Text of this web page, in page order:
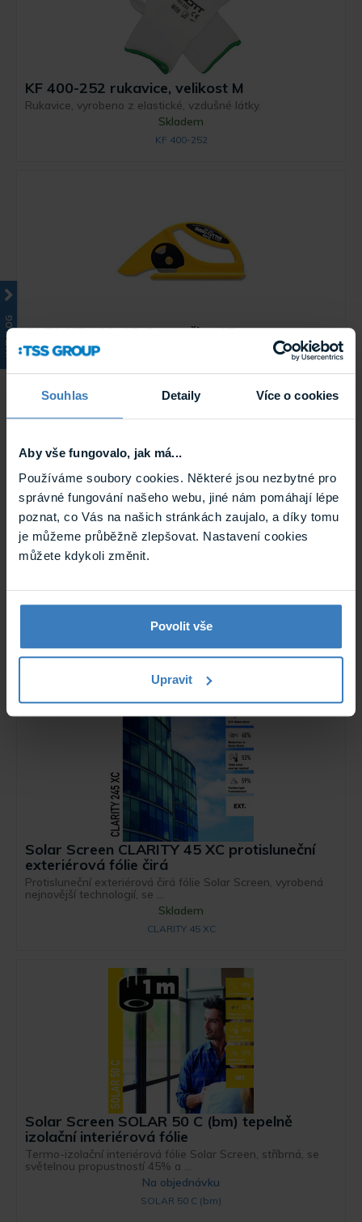
Souhlas Detaily Více o cookies
Aby vše fungovalo, jak má...
Používáme soubory cookies. Některé jsou nezbytné pro
správné fungování našeho webu, jiné nám pomáhají lépe
poznat, co Vás na našich stránkách zaujalo, a díky tomu
je můžeme průběžně zlepšovat. Nastavení cookies
můžete kdykoli změnit.
Povolit vše
Upravit
KATALOG
KF 400-252 rukavice, velikost M
Rukavice, vyrobeno z elastické, vzdušné látky.
Skladem
KF 400-252
OLFA KF 100-45-C rezačka 45mm
Řezačka 45mm s rotační čepelí.
protisluneční exteriérová fólie čirá
Protisluneční exteriérová čirá fólie Solar Screen, vyrobená
nejnovější technologií, se ...
CLARITY 45 XC (bm)
Solar Screen CLARITY 45 XC protisluneční
exteriérová fólie čirá
Protisluneční exteriérová čirá fólie Solar Screen, vyrobená
nejnovější technologií, se ...
Skladem
CLARITY 45 XC
Solar Screen SOLAR 50 C (bm) tepelně
izolační interiérová fólie
Termo-izolační interiérová fólie Solar Screen, stříbrná, se
světelnou propustností 45% a ...
Na objednávku
SOLAR 50 C (bm)